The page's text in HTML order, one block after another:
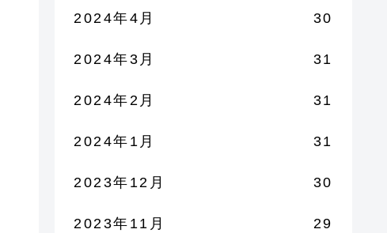
2024年4月 30
2024年3月 31
2024年2月 31
2024年1月 31
2023年12月 30
2023年11月 29